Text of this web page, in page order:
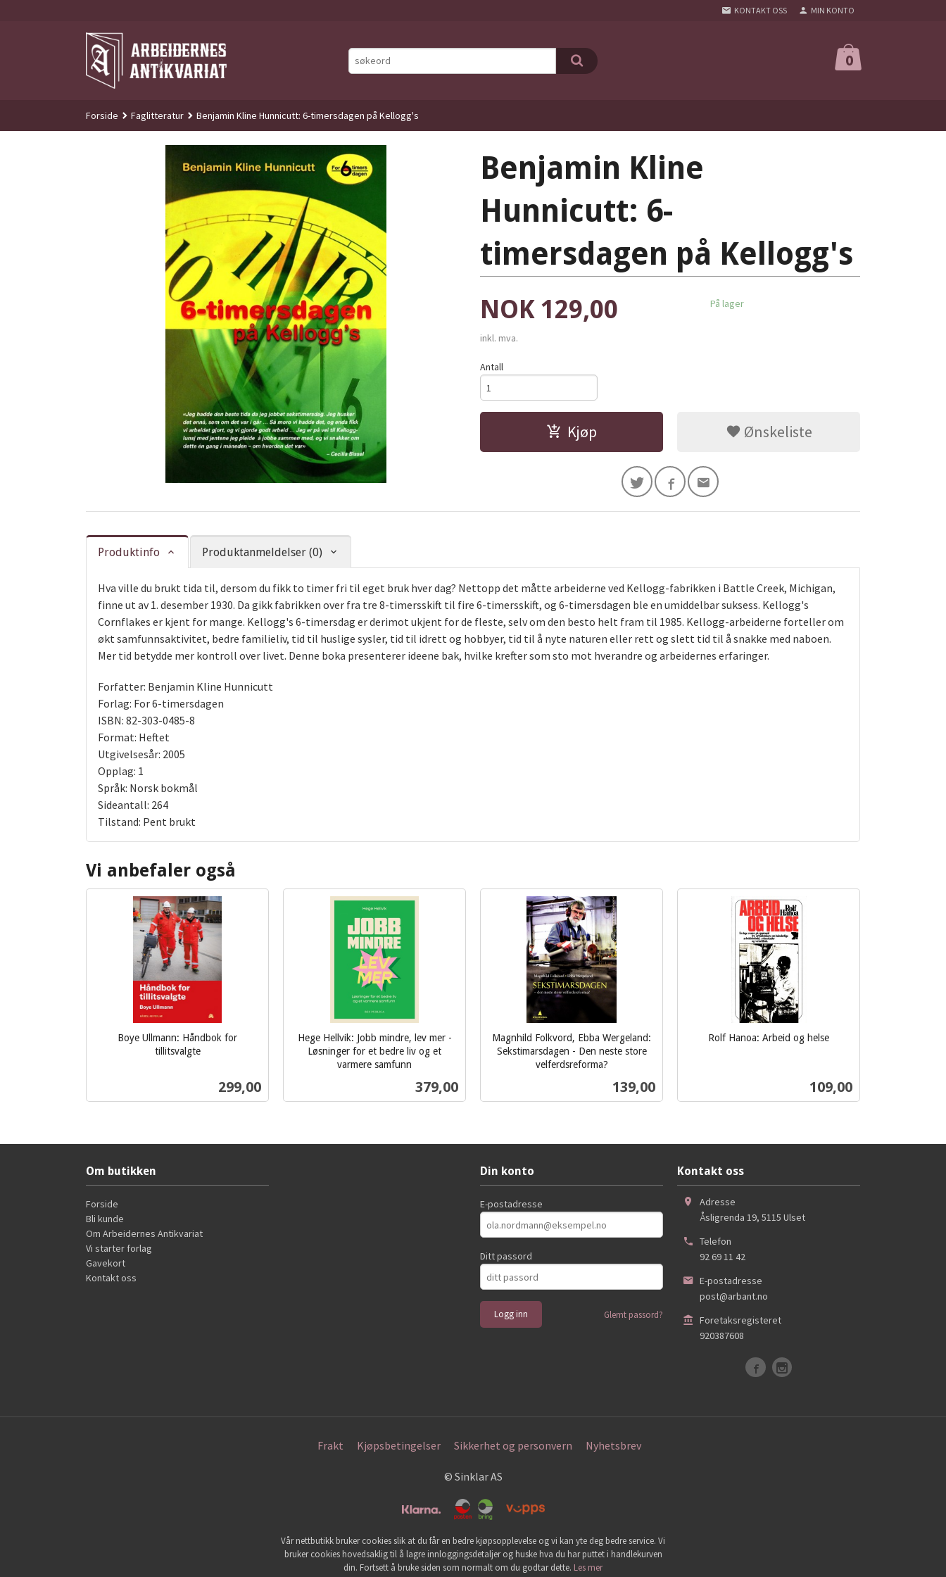
KONTAKT OSS MIN KONTO
0
Forside Faglitteratur Benjamin Kline Hunnicutt: 6-timersdagen på Kellogg's
Benjamin Kline
Hunnicutt: 6-
timersdagen på Kellogg's
Pris
NOK 129,00
inkl. mva.
På lager
Antall
Kjøp Ønskeliste
Produktinfo Produktanmeldelser (0)
Hva ville du brukt tida til, dersom du fikk to timer fri til eget bruk hver dag? Nettopp det måtte arbeiderne ved Kellogg-fabrikken i Battle Creek, Michigan,
finne ut av 1. desember 1930. Da gikk fabrikken over fra tre 8-timersskift til fire 6-timersskift, og 6-timersdagen ble en umiddelbar suksess. Kellogg's
Cornflakes er kjent for mange. Kellogg's 6-timersdag er derimot ukjent for de fleste, selv om den besto helt fram til 1985. Kellogg-arbeiderne forteller om
økt samfunnsaktivitet, bedre familieliv, tid til huslige sysler, tid til idrett og hobbyer, tid til å nyte naturen eller rett og slett tid til å snakke med naboen.
Mer tid betydde mer kontroll over livet. Denne boka presenterer ideene bak, hvilke krefter som sto mot hverandre og arbeidernes erfaringer.
Forfatter: Benjamin Kline Hunnicutt
Forlag: For 6-timersdagen
ISBN: 82-303-0485-8
Format: Heftet
Utgivelsesår: 2005
Opplag: 1
Språk: Norsk bokmål
Sideantall: 264
Tilstand: Pent brukt
Vi anbefaler også
Boye Ullmann: Håndbok for
tillitsvalgte
Pris
299,00
Hege Hellvik: Jobb mindre, lev mer -
Løsninger for et bedre liv og et
varmere samfunn
Pris
379,00
Magnhild Folkvord, Ebba Wergeland:
Sekstimarsdagen - Den neste store
velferdsreforma?
Pris
139,00
Rolf Hanoa: Arbeid og helse
Pris
109,00
Om butikken
Forside
Bli kunde
Om Arbeidernes Antikvariat
Vi starter forlag
Gavekort
Kontakt oss
Din konto
E-postadresse
Ditt passord
Glemt passord?
Kontakt oss
Adresse
Åsligrenda 19, 5115 Ulset
Telefon
92 69 11 42
E-postadresse
post@arbant.no
Foretaksregisteret
920387608
Frakt Kjøpsbetingelser Sikkerhet og personvern Nyhetsbrev
© Sinklar AS
Vår nettbutikk bruker cookies slik at du får en bedre kjøpsopplevelse og vi kan yte deg bedre service. Vi
bruker cookies hovedsaklig til å lagre innloggingsdetaljer og huske hva du har puttet i handlekurven
din. Fortsett å bruke siden som normalt om du godtar dette. Les mer